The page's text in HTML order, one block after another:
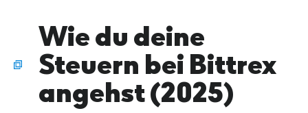
Wie du deine
Steuern bei Bittrex
angehst (2025)